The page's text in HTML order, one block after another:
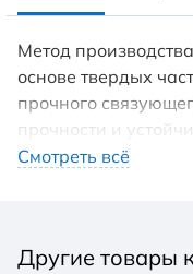
Метод
основе твердых
прочного
прочности и
природным и
повреждениям:
Смотреть всё
Другие товары